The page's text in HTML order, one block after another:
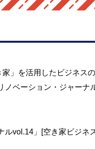
」を活用したビジネス
ノベーション・ジャーナ
ルvol.14」[空き家ビジネ